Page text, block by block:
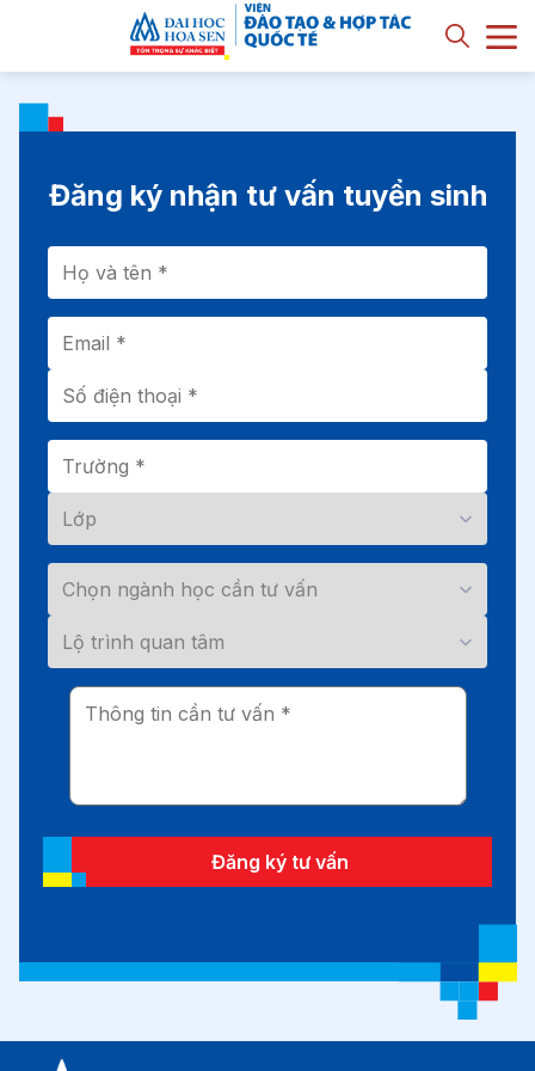
Đăng ký nhận tư vấn tuyển sinh
Đăng ký tư vấn